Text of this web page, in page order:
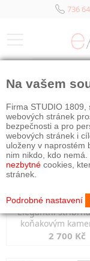
736
Elegantní
koňakovým
markazity
2 700 Kč
Na vašem
Firma STUDIO 1809,
webových stránek
bezpečnosti a pro
webových stránek i
uloženy v naprostém
nim nikdo, kdo
nezbytné cookies,
stránek.
Podrobné nastavení